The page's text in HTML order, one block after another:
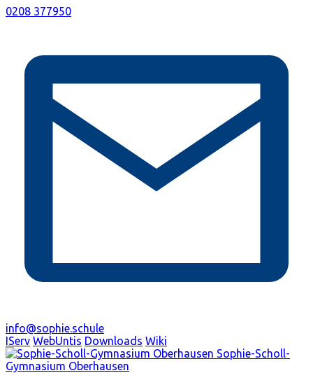
0208 377950
info@sophie.schule
IServ WebUntis Downloads Wiki
Sophie-Scholl-
Gymnasium Oberhausen